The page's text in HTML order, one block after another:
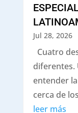
Jul 28, 2026
Cuatro
diferentes.
entender
cerca de
leer más